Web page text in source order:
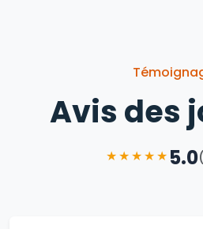
Avis des
★★★★★ 5.0